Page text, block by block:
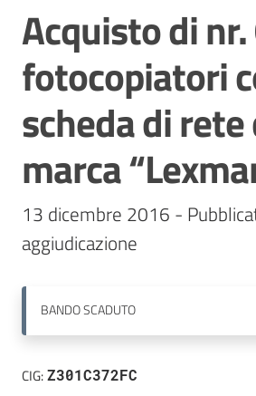
Stazioni
appaltanti
Contatti
Salta al contenuto
Acquisto di
fotocopiatori
scheda di rete
marca
13 dicembre 2016 -
aggiudicazione
BANDOSCADUTO
CIG:Z301C372FC